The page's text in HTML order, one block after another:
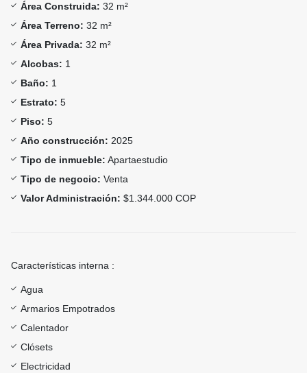
Área Construida: 32 m²
Área Terreno: 32 m²
Área Privada: 32 m²
Alcobas: 1
Baño: 1
Estrato: 5
Piso: 5
Año construcción: 2025
Tipo de inmueble: Apartaestudio
Tipo de negocio: Venta
Valor Administración: $1.344.000 COP
Características interna :
Agua
Armarios Empotrados
Calentador
Clósets
Electricidad